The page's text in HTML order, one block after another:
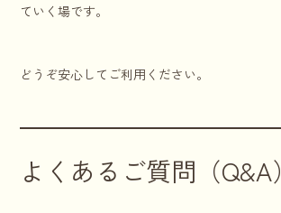
ていく場です。
どうぞ安心してご利用ください。
よくあるご質問（Q&A）